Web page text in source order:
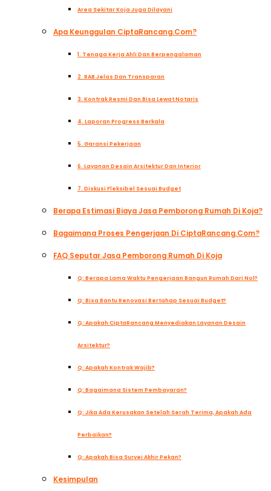
Area Sekitar Koja Juga Dilayani
Apa Keunggulan CiptaRancang.com?
1. Tenaga Kerja Ahli Dan Berpengalaman
2. RAB Jelas Dan Transparan
3. Kontrak Resmi Dan Bisa Lewat Notaris
4. Laporan Progress Berkala
5. Garansi Pekerjaan
6. Layanan Desain Arsitektur Dan Interior
7. Diskusi Fleksibel Sesuai Budget
Berapa Estimasi Biaya Jasa Pemborong Rumah Di Koja?
Bagaimana Proses Pengerjaan Di CiptaRancang.com?
FAQ Seputar Jasa Pemborong Rumah Di Koja
Q: Berapa Lama Waktu Pengerjaan Bangun Rumah Dari Nol?
Q: Bisa Bantu Renovasi Bertahap Sesuai Budget?
Q: Apakah CiptaRancang Menyediakan Layanan Desain
Arsitektur?
Q: Apakah Kontrak Wajib?
Q: Bagaimana Sistem Pembayaran?
Q: Jika Ada Kerusakan Setelah Serah Terima, Apakah Ada
Perbaikan?
Q: Apakah Bisa Survei Akhir Pekan?
Kesimpulan